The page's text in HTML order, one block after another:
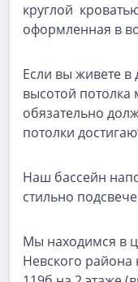
круглой
оформленная в
Если вы живете в
высотой
обязательно
потолки
Наш бассейн
стильно
Мы находимся в
Невского